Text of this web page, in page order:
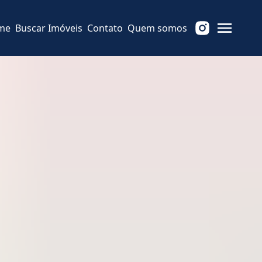
Buscar Imóveis Contato Quem somos